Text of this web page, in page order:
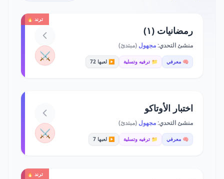
ترند 🔥
رمضانيات (١)
منشئ التحدي:مجهول (مبتدئ)
🧠 معرفي 📁 ترفيه وتسلية ▶️ لعبها 72 ⚔️
اختبار الأوتاكو
منشئ التحدي:مجهول (مبتدئ)
🧠 معرفي 📁 ترفيه وتسلية ▶️ لعبها 7 ⚔️
ترند 🔥